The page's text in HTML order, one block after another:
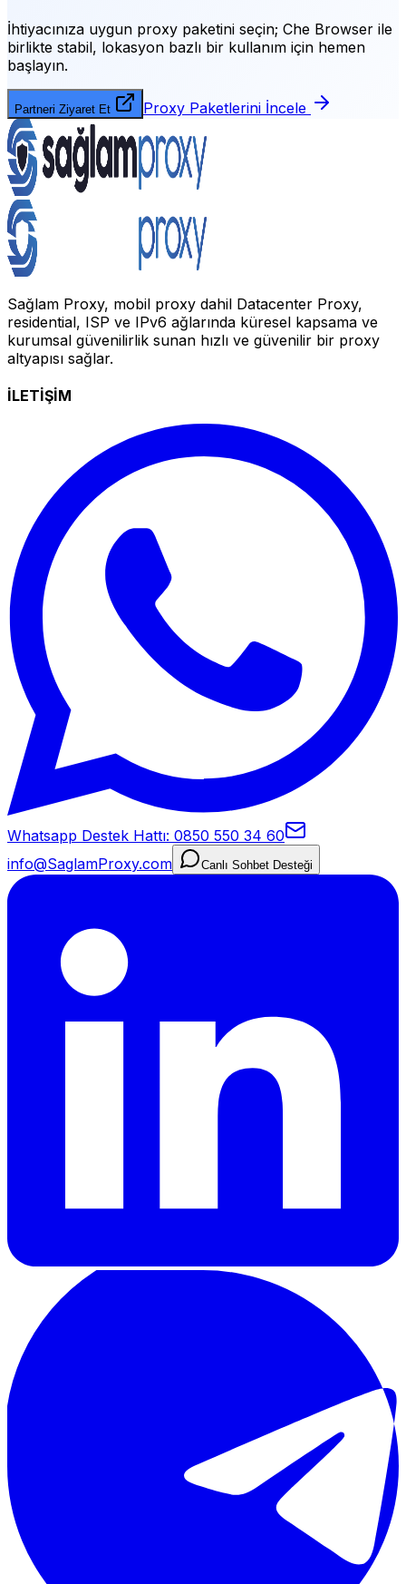
İhtiyacınıza uygun proxy paketini seçin; Che Browser ile
birlikte stabil, lokasyon bazlı bir kullanım için hemen
başlayın.
Partneri Ziyaret Et Proxy Paketlerini İncele
Sağlam Proxy, mobil proxy dahil Datacenter Proxy,
residential, ISP ve IPv6 ağlarında küresel kapsama ve
kurumsal güvenilirlik sunan hızlı ve güvenilir bir proxy
altyapısı sağlar.
İLETİŞİM
Whatsapp Destek Hattı: 0850 550 34 60
info@SaglamProxy.com
Canlı Sohbet Desteği